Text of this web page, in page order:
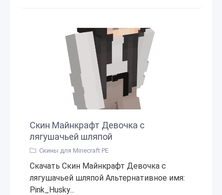
Скин Майнкрафт Девочка с
лягушачьей шляпой
Скины для Minecraft PE
Скачать Скин Майнкрафт Девочка с
лягушачьей шляпой Альтернативное имя:
Pink_Husky...